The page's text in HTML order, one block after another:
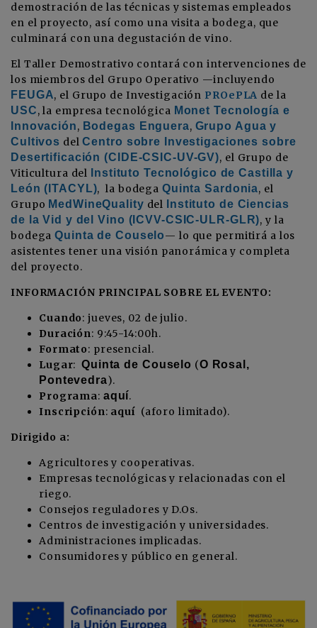
demostración de las técnicas y sistemas empleados
en el proyecto, así como una visita a bodega, que
culminará con una degustación de vino.
El Taller Demostrativo contará con intervenciones de
los miembros del Grupo Operativo —incluyendo
FEUGA, el Grupo de Investigación PROePLA de la
USC, la empresa tecnológica Monet Tecnología e
Innovación, Bodegas Enguera, Grupo Agua y
Cultivos delCentro sobre Investigaciones sobre
Desertificación (CIDE-CSIC-UV-GV), el Grupo de
Viticultura del
Instituto Tecnológico de Castilla y
León (ITACYL), la bodega Quinta Sardonia, el
Grupo MedWineQuality del
Instituto de Ciencias
de la Vid y del Vino (ICVV-CSIC-ULR-GLR), y la
bodegaQuinta de Couselo— lo que permitirá a los
asistentes tener una visión panorámica y completa
del proyecto.
INFORMACIÓN PRINCIPAL SOBRE EL EVENTO:
Cuando: jueves, 02 de julio.
Duración: 9:45-14:00h.
Formato: presencial.
Lugar:Quinta de Couselo (O Rosal,
Pontevedra).
Programa: aquí.
Inscripción: aquí (aforo limitado).
Dirigido a:
Agricultores y cooperativas.
Empresas tecnológicas y relacionadas con el
riego.
Consejos reguladores y D.Os.
Centros de investigación y universidades.
Administraciones implicadas.
Consumidores y público en general.